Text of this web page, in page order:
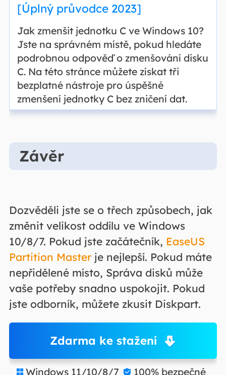
[Úplný průvodce 2023]
Jak zmenšit jednotku C ve Windows 10?
Jste na správném místě, pokud hledáte
podrobnou odpověď o zmenšování disku
C. Na této stránce můžete získat tři
bezplatné nástroje pro úspěšné
zmenšení jednotky C bez zničení dat.
Závěr
Dozvěděli jste se o třech způsobech, jak
změnit velikost oddílu ve Windows
10/8/7. Pokud jste začátečník, EaseUS
Partition Masterje nejlepší. Pokud máte
nepřidělené místo, Správa disků může
vaše potřeby snadno uspokojit. Pokud
jste odborník, můžete zkusit Diskpart.
Zdarma ke stažení
 Windows 11/10/8/7  100% bezpečné